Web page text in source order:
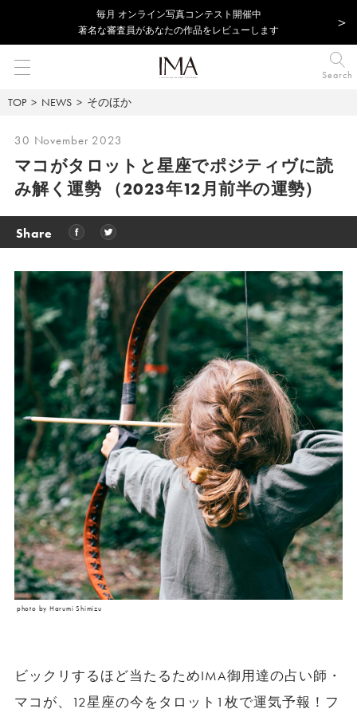
毎⽉ オンライン写真コンテスト開催中
著名な審査員があなたの作品をレビューします
Search
TOP NEWS そのほか
30 November 2023
マコがタロットと星座でポジティヴに読
み解く運勢 （2023年12月前半の運勢）
Share
photo by Harumi Shimizu
ビックリするほど当たるためIMA御用達の占い師・
マコが、12星座の今をタロット1枚で運気予報！フ